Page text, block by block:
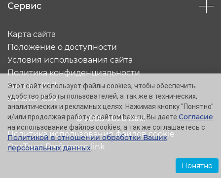
Сервис
© 2005-2026 Baxi
Карта сайта
Положение о доступности
Условия использования сайта
Политика конфиденциальности
Каталог XML
Каталог CSV
Политика использования файлов cookie
OneTrust Preference link
Этот сайт использует файлы cookies, чтобы обеспечить
удобство работы пользователей, а так же в технических,
аналитических и рекламных целях. Нажимая кнопку "Понятно"
и/или продолжая работу с сайтом baxi.ru, Вы даете Согласие
на использование файлов cookies, а так же соглашаетесь с
Политикой в отношении обработки Ваших
персональных данных.
Понятно